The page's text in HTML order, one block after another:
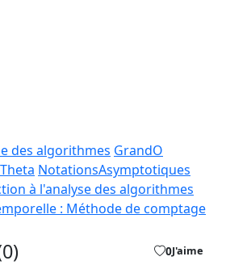
des algorithmes GrandO
NotationsAsymptotiques
à l'analyse des algorithmes
: Méthode de comptage
0J'aime